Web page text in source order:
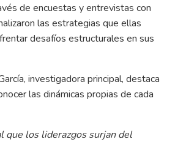
de encuestas y entrevistas con
las estrategias que ellas
desafíos estructurales en sus
investigadora principal, destaca
las dinámicas propias de cada
que los liderazgos surjan del